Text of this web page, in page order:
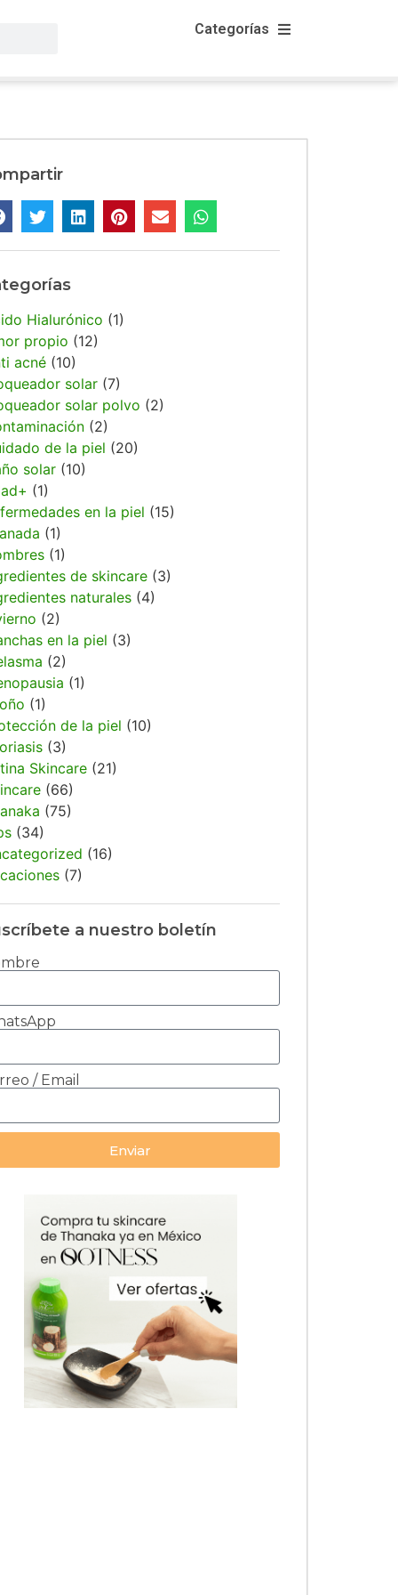
Categorías
Hialurónico (1)
propio (12)
acné (10)
solar (7)
solar polvo (2)
(2)
de la piel (20)
solar (10)
(1)
en la piel (15)
(1)
(1)
de skincare (3)
naturales (4)
(2)
en la piel (3)
(2)
(1)
(1)
de la piel (10)
(3)
Skincare (21)
(66)
(75)
(34)
(16)
(7)
a nuestro boletín
/ Email
Enviar